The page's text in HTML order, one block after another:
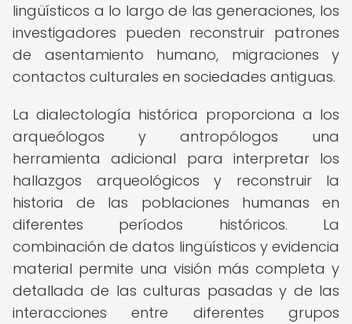
lingüísticos a lo largo de las generaciones, los
investigadores pueden reconstruir patrones
de asentamiento humano, migraciones y
contactos culturales en sociedades antiguas.
La dialectología histórica proporciona a los
arqueólogos y antropólogos una
herramienta adicional para interpretar los
hallazgos arqueológicos y reconstruir la
historia de las poblaciones humanas en
diferentes períodos históricos. La
combinación de datos lingüísticos y evidencia
material permite una visión más completa y
detallada de las culturas pasadas y de las
interacciones entre diferentes grupos